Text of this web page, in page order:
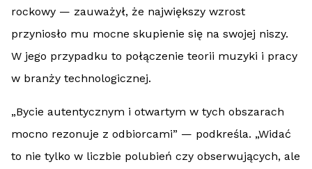
rockowy — zauważył, że największy wzrost
przyniosło mu mocne skupienie się na swojej niszy.
W jego przypadku to połączenie teorii muzyki i pracy
w branży technologicznej.
„Bycie autentycznym i otwartym w tych obszarach
mocno rezonuje z odbiorcami” — podkreśla. „Widać
to nie tylko w liczbie polubień czy obserwujących, ale